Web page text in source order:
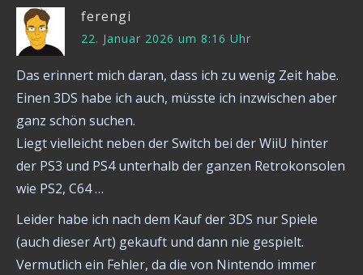
ferengi
22. Januar 2026 um 8:16 Uhr
Das erinnert mich daran, dass ich zu wenig Zeit habe.
Einen 3DS habe ich auch, müsste ich inzwischen aber
ganz schön suchen.
Liegt vielleicht neben der Switch bei der WiiU hinter
der PS3 und PS4 unterhalb der ganzen Retrokonsolen
wie PS2, C64 …
Leider habe ich nach dem Kauf der 3DS nur Spiele
(auch dieser Art) gekauft und dann nie gespielt.
Vermutlich ein Fehler, da die von Nintendo immer